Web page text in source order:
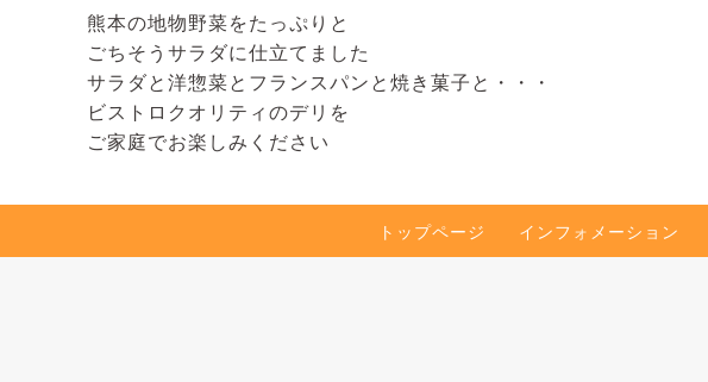
熊本の地物野菜をたっぷりと
ごちそうサラダに仕立てました
サラダと洋惣菜とフランスパンと焼き菓子と・・・
ビストロクオリティのデリを
ご家庭でお楽しみください
トップページ インフォメーション